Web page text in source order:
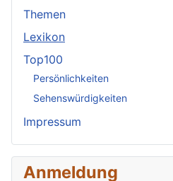
Themen
Lexikon
Top100
Persönlichkeiten
Sehenswürdigkeiten
Impressum
Anmeldung